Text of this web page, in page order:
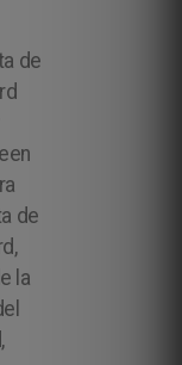
de
de
la